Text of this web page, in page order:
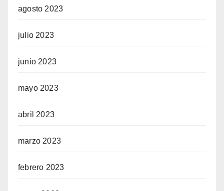
agosto 2023
julio 2023
junio 2023
mayo 2023
abril 2023
marzo 2023
febrero 2023